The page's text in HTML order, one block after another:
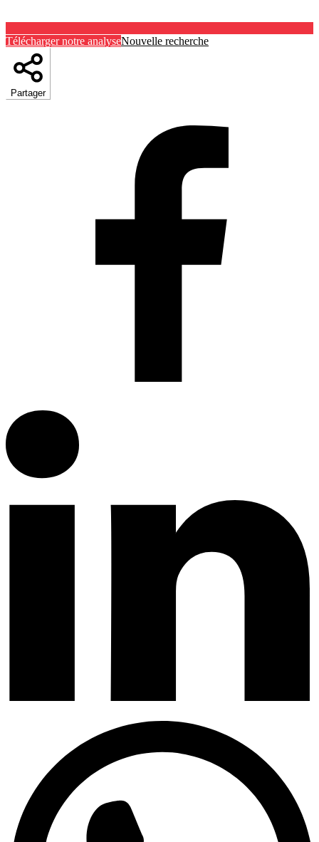
Télécharger notre analyseNouvelle recherche
Partager